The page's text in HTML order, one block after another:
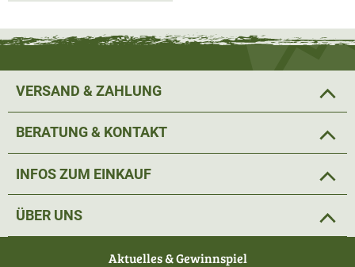
VERSAND & ZAHLUNG
BERATUNG & KONTAKT
INFOS ZUM EINKAUF
ÜBER UNS
Aktuelles & Gewinnspiel